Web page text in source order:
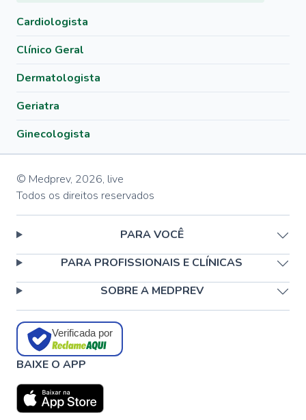
Cardiologista
Clínico Geral
Dermatologista
Geriatra
Ginecologista
© Medprev, 2026, live
Todos os direitos reservados
PARA VOCÊ
PARA PROFISSIONAIS E CLÍNICAS
SOBRE A MEDPREV
Verificada por
BAIXE O APP